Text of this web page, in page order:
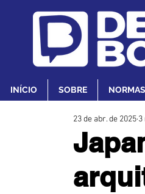
INÍCIO SOBRE
23 de abr. de 2025 3